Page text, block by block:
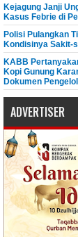
Kejagung Janji
Kasus Febrie di
Polisi Pulangkan
Kondisinya Sakit-
KABB
Kopi Gunung
Dokumen
ADVERTISER